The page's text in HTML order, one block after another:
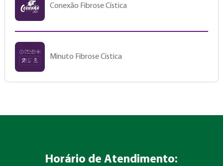
Conexão Fibrose Cística
Minuto Fibrose Cística
Horário de Atendimento: